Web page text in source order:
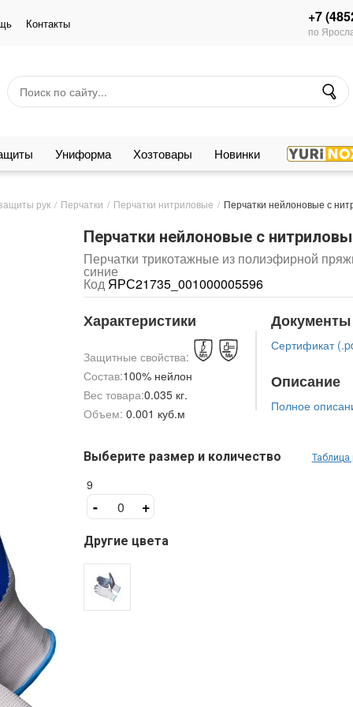
Контакты +7
по
Униформа Хозтовары Новинки
рук Перчатки Перчатки нитриловые Перчатки нейлоновые с
Перчатки нейлоновые с
Перчатки трикотажные из полиэфирной
синие
Код ЯРС21735_001000005596
Характеристики
Защитные свойства:
Состав:100% нейлон
Вес товара:0.035 кг.
Объем: 0.001 куб.м
Документы
Сертификат
Описание
Полное
Выберите размер и количество Таблица
9
- +
Другие цвета